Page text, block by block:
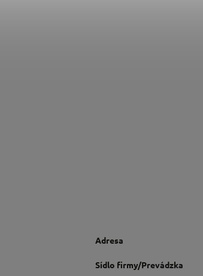
Adresa
Sídlo firmy/Prevádzka